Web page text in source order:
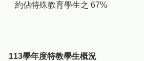
約佔特殊教育學生之 67%
113學年度特教學生概況